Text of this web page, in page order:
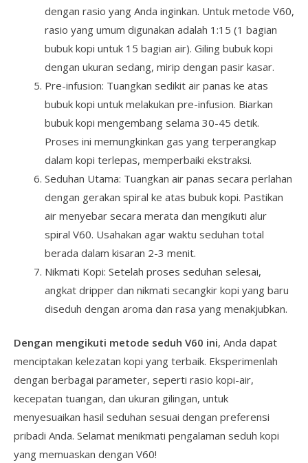
dengan rasio yang Anda inginkan. Untuk metode V60,
rasio yang umum digunakan adalah 1:15 (1 bagian
bubuk kopi untuk 15 bagian air). Giling bubuk kopi
dengan ukuran sedang, mirip dengan pasir kasar.
Pre-infusion: Tuangkan sedikit air panas ke atas
bubuk kopi untuk melakukan pre-infusion. Biarkan
bubuk kopi mengembang selama 30-45 detik.
Proses ini memungkinkan gas yang terperangkap
dalam kopi terlepas, memperbaiki ekstraksi.
Seduhan Utama: Tuangkan air panas secara perlahan
dengan gerakan spiral ke atas bubuk kopi. Pastikan
air menyebar secara merata dan mengikuti alur
spiral V60. Usahakan agar waktu seduhan total
berada dalam kisaran 2-3 menit.
Nikmati Kopi: Setelah proses seduhan selesai,
angkat dripper dan nikmati secangkir kopi yang baru
diseduh dengan aroma dan rasa yang menakjubkan.
Dengan mengikuti metode seduh V60 ini, Anda dapat
menciptakan kelezatan kopi yang terbaik. Eksperimenlah
dengan berbagai parameter, seperti rasio kopi-air,
kecepatan tuangan, dan ukuran gilingan, untuk
menyesuaikan hasil seduhan sesuai dengan preferensi
pribadi Anda. Selamat menikmati pengalaman seduh kopi
yang memuaskan dengan V60!